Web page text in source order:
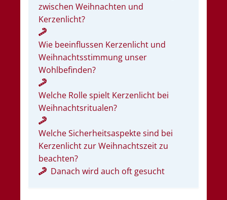
zwischen Weihnachten und
Kerzenlicht?
Wie beeinflussen Kerzenlicht und
Weihnachtsstimmung unser
Wohlbefinden?
Welche Rolle spielt Kerzenlicht bei
Weihnachtsritualen?
Welche Sicherheitsaspekte sind bei
Kerzenlicht zur Weihnachtszeit zu
beachten?
Danach wird auch oft gesucht